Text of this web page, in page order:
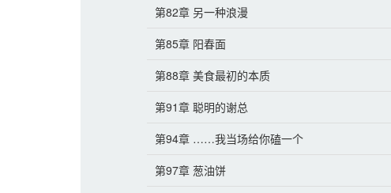
第82章 另一种浪漫
第85章 阳春面
第88章 美食最初的本质
第91章 聪明的谢总
第94章 ……我当场给你磕一个
第97章 葱油饼